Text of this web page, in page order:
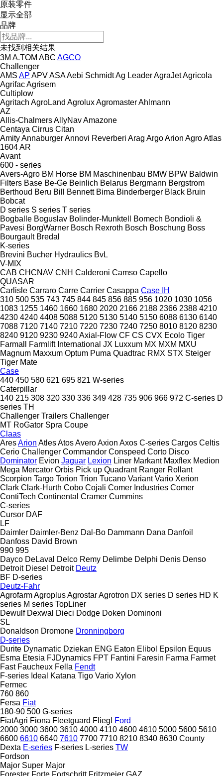
原装零件
显示全部
品牌
未找到相关结果
3M A.TOM ABC AGCO
Challenger
AMS AP APVASAAebi SchmidtAg LeaderAgraJetAgricola
AgrifacAgrisem
Cultiplow
Agritach AgroLand AgroluxAgromasterAhlmann
AZ
Allis-ChalmersAllyNavAmazone
Centaya Cirrus Citan
AmityAnnaburgerAnnovi Reverberi Arag ArgoArion AgroAtlas
1604AR
Avant
600 - series
Avers-Agro BM Horse BM Maschinenbau BMW BPW Baldwin
Filters Base Be-Ge Beinlich Belarus Bergmann Bergstrom
Berthoud Beru Bill Bennett Bima Binderberger Black Bruin
Bobcat
D series S series T series
Bogballe Boguslav Bolinder-Munktell Bomech Bondioli &
Pavesi BorgWarner Bosch Rexroth Bosch Boschung Boss
Bourgault Bredal
K-series
Brevini Bucher Hydraulics BvL
V-MIX
CAB CHCNAV CNH Calderoni Camso Capello
QUASAR
Carlisle Carraro Carre Carrier Casappa Case IH
310 500 535 743 745 844 845 856 885 956 1020 1030 1056
1083 1255 1460 1660 1680 2020 2166 2188 2366 2388 4210
4230 4240 4408 5088 5120 5130 5140 5150 6088 6130 6140
7088 7120 7140 7210 7220 7230 7240 7250 8010 8120 8230
8240 9120 9230 9240Axial-Flow CF CS CVX Ecolo Tiger
Farmall
Farmlift International JX Luxxum MX MXM MXU
Magnum Maxxum Optum Puma Quadtrac RMX STX Steiger
Tiger Mate
Case
440 450 580 621 695 821 W-series
Caterpillar
140 215 308 320 330 336 349 428 735 906 966 972 C-series D
series TH
Challenger Trailers Challenger
MT RoGator Spra Coupe
Claas
AresArion AtlesAtosAveroAxion Axos C-series Cargos Celtis
Cerio Challenger Commandor Conspeed Corto Disco
Dominator Evion Jaguar Lexion Liner Markant Maxflex Medion
Mega Mercator Orbis Pick up Quadrant Ranger Rollant
Scorpion Targo Torion Trion Tucano Variant Vario Xerion
Clark Clark-Hurth Cobo Cojali Comer Industries Comer
ContiTech Continental Cramer Cummins
C-series
Cursor DAF
LF
Daimler Daimler-Benz Dal-Bo Dammann Dana Danfoil
Danfoss David Brown
990 995
Dayco DeLaval Delco Remy Delimbe Delphi Denis Denso
Detroit Diesel Detroit Deutz
BF D-series
Deutz-Fahr
AgrofarmAgroplusAgrostarAgrotron DX series D series HD K
series M series TopLiner
Dewulf Dexwal Dieci Dodge Doken Dominoni
SL
Donaldson Dromone Dronningborg
D-series
Durite Dynamatic Dziekan ENG Eaton Elibol Epsilon Equus
Esma Etesia FJDynamics FPT Fantini Faresin Farma Farmet
Fast Faucheux Fella Fendt
F-series Ideal Katana Tigo Vario Xylon
Fermec
760 860
Fersa Fiat
180-90 500 G-series
FiatAgri Fiona Fleetguard Fliegl
Ford
2000 3000 3600 3610 4000 4110 4600 4610 5000 5600 5610
6600 6610 6640 7610 7700 7710 8210 8340 8630 County
Dexta E-series F-series L-series TW
Fordson
Major Super Major
Forester Forte Fortschritt Fritzmeier GAZ